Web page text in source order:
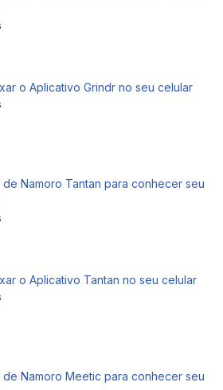
o Aplicativo Grindr no seu celular
Namoro Tantan para conhecer seu
o Aplicativo Tantan no seu celular
de Namoro Meetic para conhecer seu